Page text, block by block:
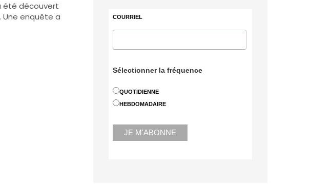
été découvert
Une enquête a
COURRIEL
Sélectionner la fréquence
QUOTIDIENNE
HEBDOMADAIRE